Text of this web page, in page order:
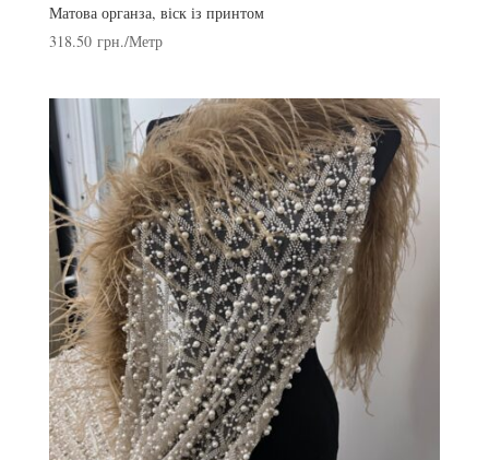
Матова органза, віск із принтом
318.50 грн./Метр